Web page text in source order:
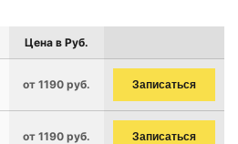
Цена в Руб.
от 1190 руб. Записаться
от 1190 руб. Записаться